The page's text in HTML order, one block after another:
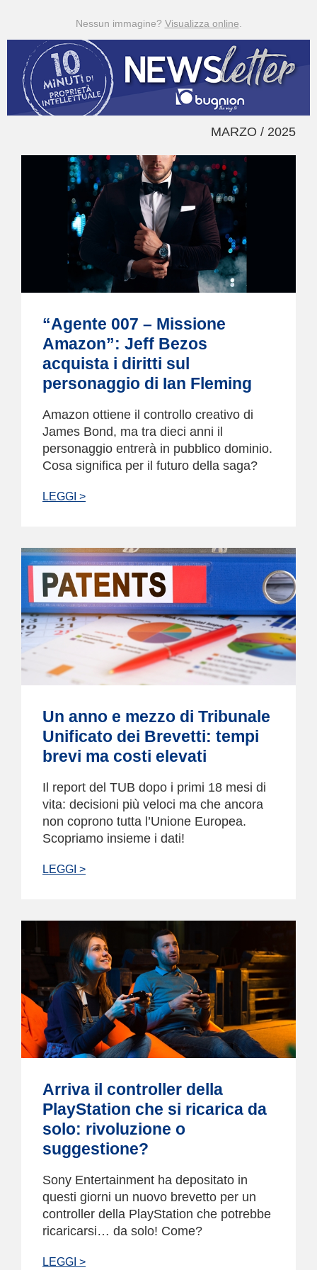
Nessun immagine? Visualizza online
MARZO / 2025
“Agente 007 – Missione
Amazon”: Jeff Bezos
acquista i diritti sul
personaggio di Ian Fleming
Amazon ottiene il controllo creativo di
James Bond, ma tra dieci anni il
personaggio entrerà in pubblico dominio.
Cosa significa per il futuro della saga?
LEGGI >
Un anno e mezzo di Tribunale
Unificato dei Brevetti: tempi
brevi ma costi elevati
Il report del TUB dopo i primi 18 mesi di
vita: decisioni più veloci ma che ancora
non coprono tutta l’Unione Europea.
Scopriamo insieme i dati!
LEGGI >
Arriva il controller della
PlayStation che si ricarica da
solo: rivoluzione o
suggestione?
Sony Entertainment ha depositato in
questi giorni un nuovo brevetto per un
controller della PlayStation che potrebbe
ricaricarsi… da solo! Come?
LEGGI >